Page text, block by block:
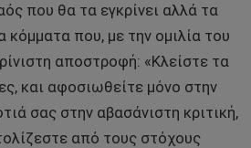
που θα τα εγκρίνει αλλά τα
κόμματα που, με την ομιλία του
αποστροφή: «Κλείστε τα
και αφοσιωθείτε μόνο στην
σας στην αβασάνιστη κριτική,
από τους στόχους